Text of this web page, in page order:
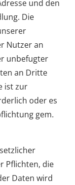
und den
Die
Nutzer an
unbefugter
an Dritte
ist zur
oder es
gem.
Pflichten, die
Daten wird